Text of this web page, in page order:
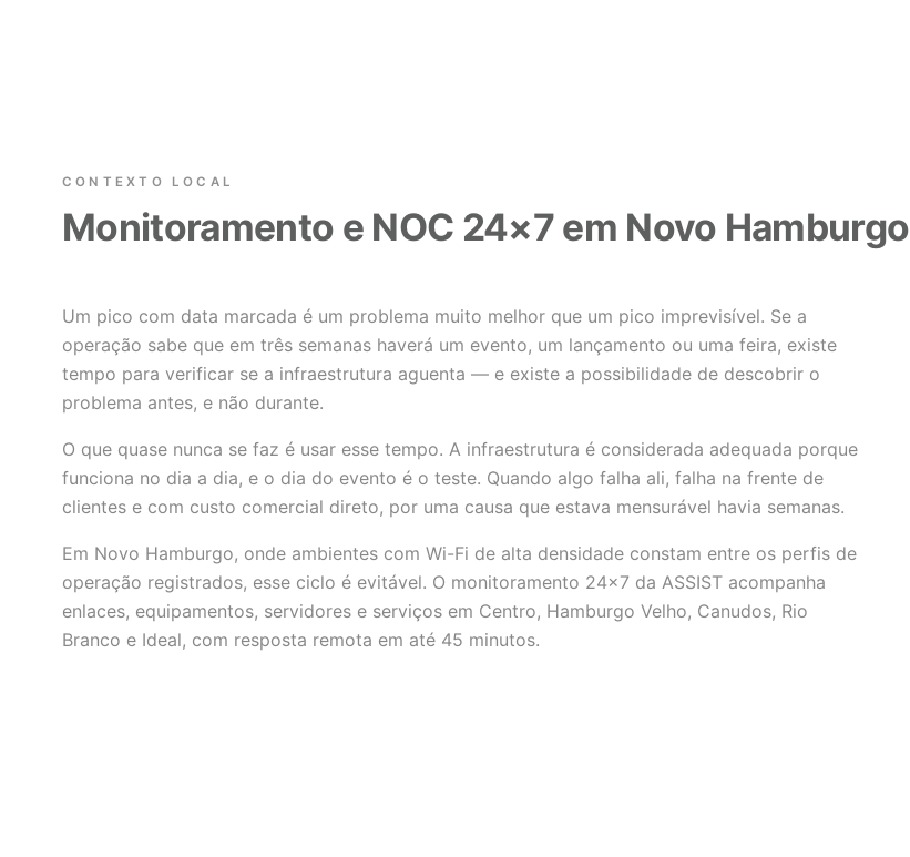
CONTEXTO LOCAL
Monitoramento e NOC 24×7 em Novo Hamburgo
Um pico com data marcada é um problema muito melhor que um pico imprevisível. Se a
operação sabe que em três semanas haverá um evento, um lançamento ou uma feira, existe
tempo para verificar se a infraestrutura aguenta — e existe a possibilidade de descobrir o
problema antes, e não durante.
O que quase nunca se faz é usar esse tempo. A infraestrutura é considerada adequada porque
funciona no dia a dia, e o dia do evento é o teste. Quando algo falha ali, falha na frente de
clientes e com custo comercial direto, por uma causa que estava mensurável havia semanas.
Em Novo Hamburgo, onde ambientes com Wi-Fi de alta densidade constam entre os perfis de
operação registrados, esse ciclo é evitável. O monitoramento 24x7 da ASSIST acompanha
enlaces, equipamentos, servidores e serviços em Centro, Hamburgo Velho, Canudos, Rio
Branco e Ideal, com resposta remota em até 45 minutos.